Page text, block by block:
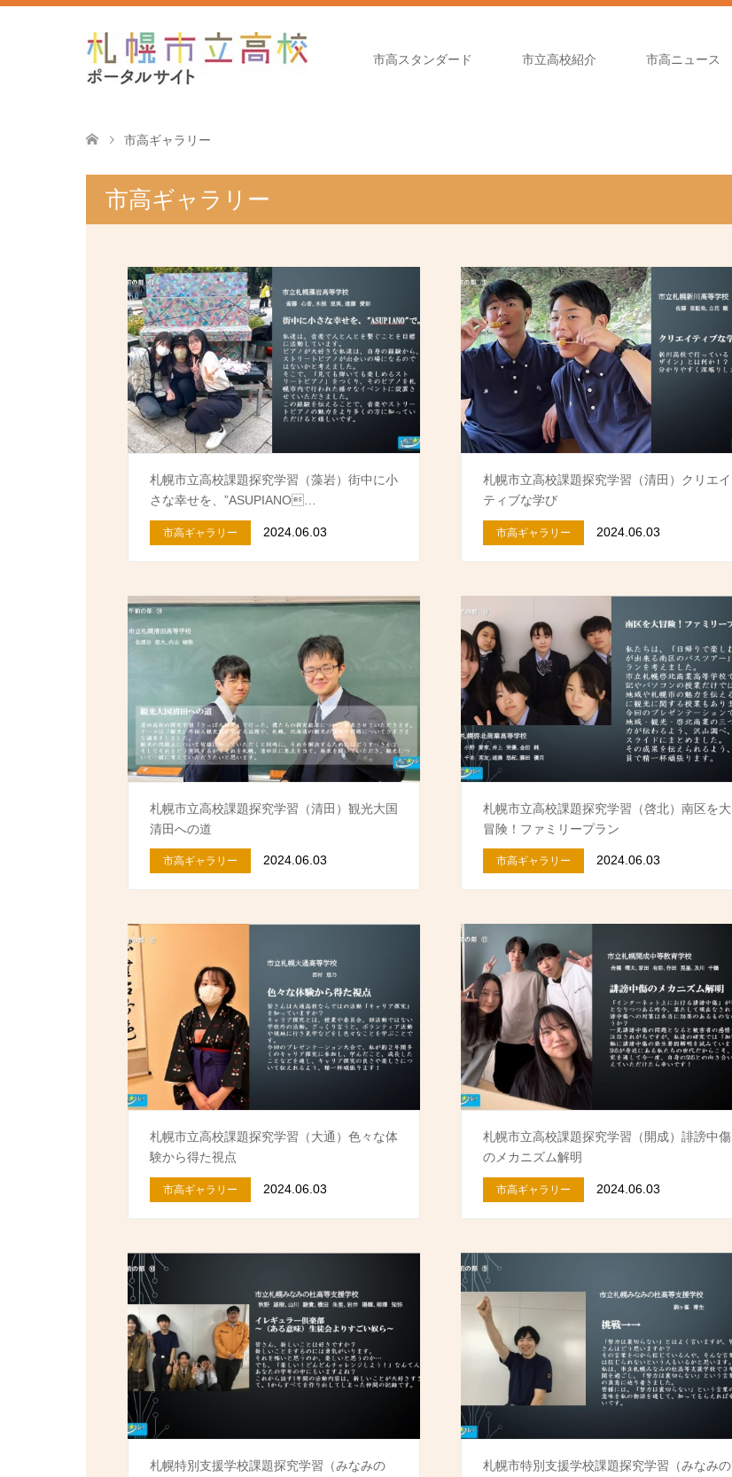
市高スタンダード 市立高校紹介 市高ニュース
市高ギャラリー
市高ギャラリー
札幌市立高校課題探究学習（藻岩）街中に小
さな幸せを、”ASUPIANO…
市高ギャラリー 2024.06.03
札幌市立高校課題探究学習（清田）クリエイ
ティブな学び
市高ギャラリー 2024.06.03
札幌市立高校課題探究学習（清田）観光大国
清田への道
市高ギャラリー 2024.06.03
札幌市立高校課題探究学習（啓北）南区を大
冒険！ファミリープラン
市高ギャラリー 2024.06.03
札幌市立高校課題探究学習（大通）色々な体
験から得た視点
市高ギャラリー 2024.06.03
札幌市立高校課題探究学習（開成）誹謗中傷
のメカニズム解明
市高ギャラリー 2024.06.03
札幌特別支援学校課題探究学習（みなみの
札幌市特別支援学校課題探究学習（みなみの